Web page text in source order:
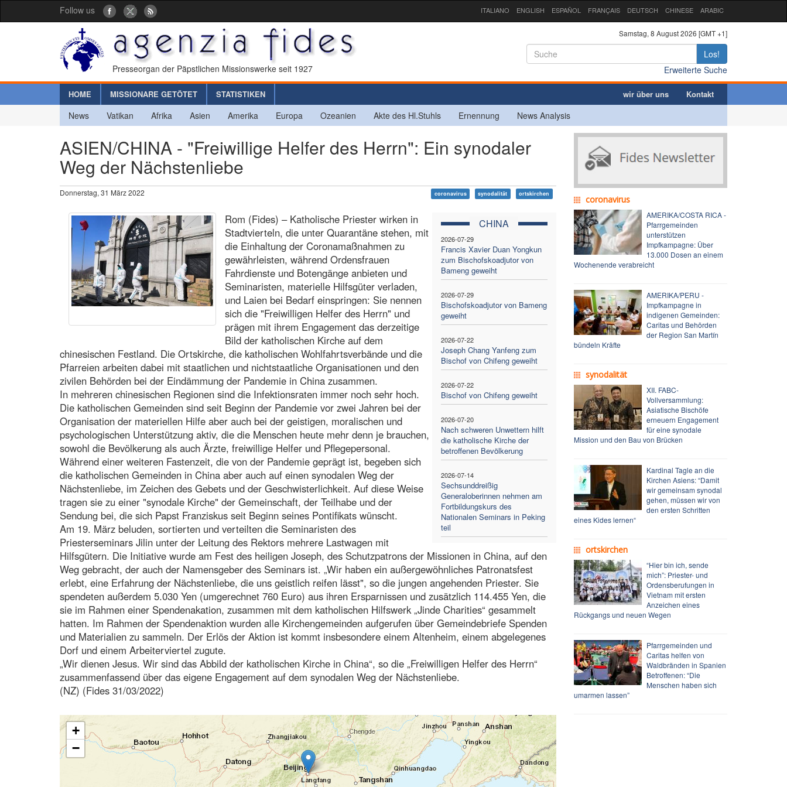
Follow us ITALIANO ENGLISH ESPAÑOL FRANÇAIS DEUTSCH CHINESE ARABIC
Presseorgan der Päpstlichen Missionswerke seit 1927
Samstag, 8 August 2026 [GMT +1]
Los!
Erweiterte Suche
HOME MISSIONARE GETÖTET STATISTIKEN wir über uns Kontakt
News Vatikan Afrika Asien Amerika Europa Ozeanien Akte des Hl.Stuhls Ernennung News Analysis
ASIEN/CHINA - "Freiwillige Helfer des Herrn": Ein synodaler
Weg der Nächstenliebe
Donnerstag, 31 März 2022 coronavirus synodalität ortskirchen
CHINA
2026-07-29
Francis Xavier Duan Yongkun
zum Bischofskoadjutor von
Bameng geweiht
2026-07-29
Bischofskoadjutor von Bameng
geweiht
2026-07-22
Joseph Chang Yanfeng zum
Bischof von Chifeng geweiht
2026-07-22
Bischof von Chifeng geweiht
2026-07-20
Nach schweren Unwettern hilft
die katholische Kirche der
betroffenen Bevölkerung
2026-07-14
Sechsunddreißig
Generaloberinnen nehmen am
Fortbildungskurs des
Nationalen Seminars in Peking
teil
Rom (Fides) – Katholische Priester wirken in
Stadtvierteln, die unter Quarantäne stehen, mit
die Einhaltung der Coronamaßnahmen zu
gewährleisten, während Ordensfrauen
Fahrdienste und Botengänge anbieten und
Seminaristen, materielle Hilfsgüter verladen,
und Laien bei Bedarf einspringen: Sie nennen
sich die "Freiwilligen Helfer des Herrn" und
prägen mit ihrem Engagement das derzeitige
Bild der katholischen Kirche auf dem
chinesischen Festland. Die Ortskirche, die katholischen Wohlfahrtsverbände und die
Pfarreien arbeiten dabei mit staatlichen und nichtstaatliche Organisationen und den
zivilen Behörden bei der Eindämmung der Pandemie in China zusammen.
In mehreren chinesischen Regionen sind die Infektionsraten immer noch sehr hoch.
Die katholischen Gemeinden sind seit Beginn der Pandemie vor zwei Jahren bei der
Organisation der materiellen Hilfe aber auch bei der geistigen, moralischen und
psychologischen Unterstützung aktiv, die die Menschen heute mehr denn je brauchen,
sowohl die Bevölkerung als auch Ärzte, freiwillige Helfer und Pflegepersonal.
Während einer weiteren Fastenzeit, die von der Pandemie geprägt ist, begeben sich
die katholischen Gemeinden in China aber auch auf einen synodalen Weg der
Nächstenliebe, im Zeichen des Gebets und der Geschwisterlichkeit. Auf diese Weise
tragen sie zu einer "synodale Kirche" der Gemeinschaft, der Teilhabe und der
Sendung bei, die sich Papst Franziskus seit Beginn seines Pontifikats wünscht.
Am 19. März beluden, sortierten und verteilten die Seminaristen des
Priesterseminars Jilin unter der Leitung des Rektors mehrere Lastwagen mit
Hilfsgütern. Die Initiative wurde am Fest des heiligen Joseph, des Schutzpatrons der Missionen in China, auf den
Weg gebracht, der auch der Namensgeber des Seminars ist. „Wir haben ein außergewöhnliches Patronatsfest
erlebt, eine Erfahrung der Nächstenliebe, die uns geistlich reifen lässt", so die jungen angehenden Priester. Sie
spendeten außerdem 5.030 Yen (umgerechnet 760 Euro) aus ihren Ersparnissen und zusätzlich 114.455 Yen, die
sie im Rahmen einer Spendenakation, zusammen mit dem katholischen Hilfswerk „Jinde Charities“ gesammelt
hatten. Im Rahmen der Spendenaktion wurden alle Kirchengemeinden aufgerufen über Gemeindebriefe Spenden
und Materialien zu sammeln. Der Erlös der Aktion ist kommt insbesondere einem Altenheim, einem abgelegenes
Dorf und einem Arbeiterviertel zugute.
„Wir dienen Jesus. Wir sind das Abbild der katholischen Kirche in China“, so die „Freiwilligen Helfer des Herrn“
zusammenfassend über das eigene Engagement auf dem synodalen Weg der Nächstenliebe.
(NZ) (Fides 31/03/2022)
+
−
coronavirus
AMERIKA/COSTA RICA -
Pfarrgemeinden
unterstützen
Impfkampagne: Über
13.000 Dosen an einem
Wochenende verabreicht
AMERIKA/PERU -
Impfkampagne in
indigenen Gemeinden:
Caritas und Behörden
der Region San Martín
bündeln Kräfte
synodalität
XII. FABC-
Vollversammlung:
Asiatische Bischöfe
erneuern Engagement
für eine synodale
Mission und den Bau von Brücken
Kardinal Tagle an die
Kirchen Asiens: “Damit
wir gemeinsam synodal
gehen, müssen wir von
den ersten Schritten
eines Kides lernen“
ortskirchen
“Hier bin ich, sende
mich”: Priester- und
Ordensberufungen in
Vietnam mit ersten
Anzeichen eines
Rückgangs und neuen Wegen
Pfarrgemeinden und
Caritas helfen von
Waldbränden in Spanien
Betroffenen: “Die
Menschen haben sich
umarmen lassen”